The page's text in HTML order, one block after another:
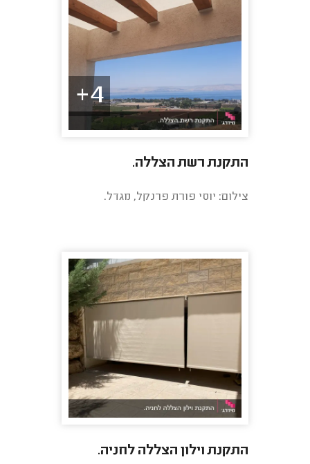
4+
התקנת רשת הצללה.
צילום: יוסי פורת פרנקל, מגדל.
התקנת וילון הצללה לחניה.